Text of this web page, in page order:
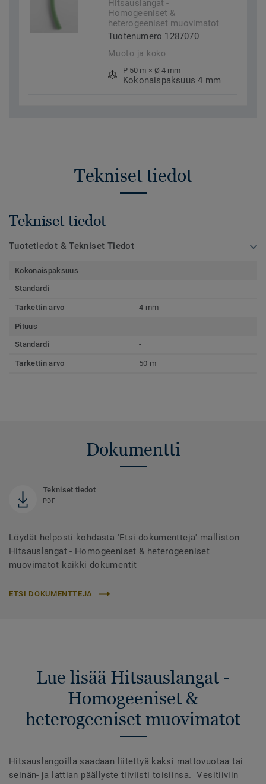
Hitsauslangat -
Homogeeniset &
heterogeeniset muovimatot
Tuotenumero 1287070
Muoto ja koko
P 50 m × Ø 4 mm
Kokonaispaksuus 4 mm
Tekniset tiedot
Tekniset tiedot
Tuotetiedot & Tekniset Tiedot
Kokonaispaksuus
Standardi
-
Tarkettin arvo 4 mm
Pituus
Standardi
-
Tarkettin arvo 50 m
Dokumentti
Tekniset tiedot
PDF
Löydät helposti kohdasta 'Etsi dokumentteja' malliston
Hitsauslangat - Homogeeniset & heterogeeniset
muovimatot kaikki dokumentit
ETSI DOKUMENTTEJA
Lue lisää Hitsauslangat -
Homogeeniset &
heterogeeniset muovimatot
Hitsauslangoilla saadaan liitettyä kaksi mattovuotaa tai
seinän- ja lattian päällyste tiiviisti toisiinsa. Vesitiiviin